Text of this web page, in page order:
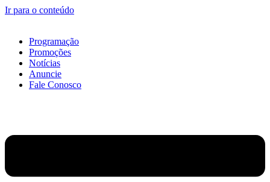
Ir para o conteúdo
Programação
Promoções
Notícias
Anuncie
Fale Conosco